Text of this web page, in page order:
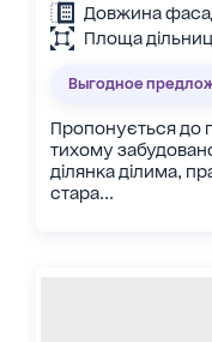
Довжина
Площа
Выгодное
Пропонується до
тихому
ділянка ділима,
стара...